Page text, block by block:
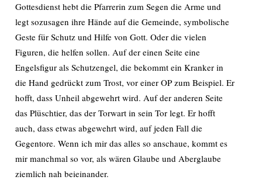
Gottesdienst hebt die Pfarrerin zum Segen die Arme und
legt sozusagen ihre Hände auf die Gemeinde, symbolische
Geste für Schutz und Hilfe von Gott. Oder die vielen
Figuren, die helfen sollen. Auf der einen Seite eine
Engelsfigur als Schutzengel, die bekommt ein Kranker in
die Hand gedrückt zum Trost, vor einer OP zum Beispiel. Er
hofft, dass Unheil abgewehrt wird. Auf der anderen Seite
das Plüschtier, das der Torwart in sein Tor legt. Er hofft
auch, dass etwas abgewehrt wird, auf jeden Fall die
Gegentore. Wenn ich mir das alles so anschaue, kommt es
mir manchmal so vor, als wären Glaube und Aberglaube
ziemlich nah beieinander.